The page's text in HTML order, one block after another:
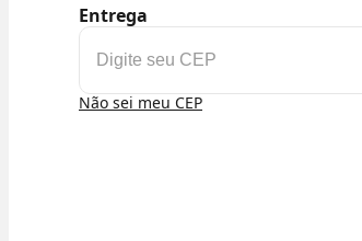
Entrega
Não sei meu CEP